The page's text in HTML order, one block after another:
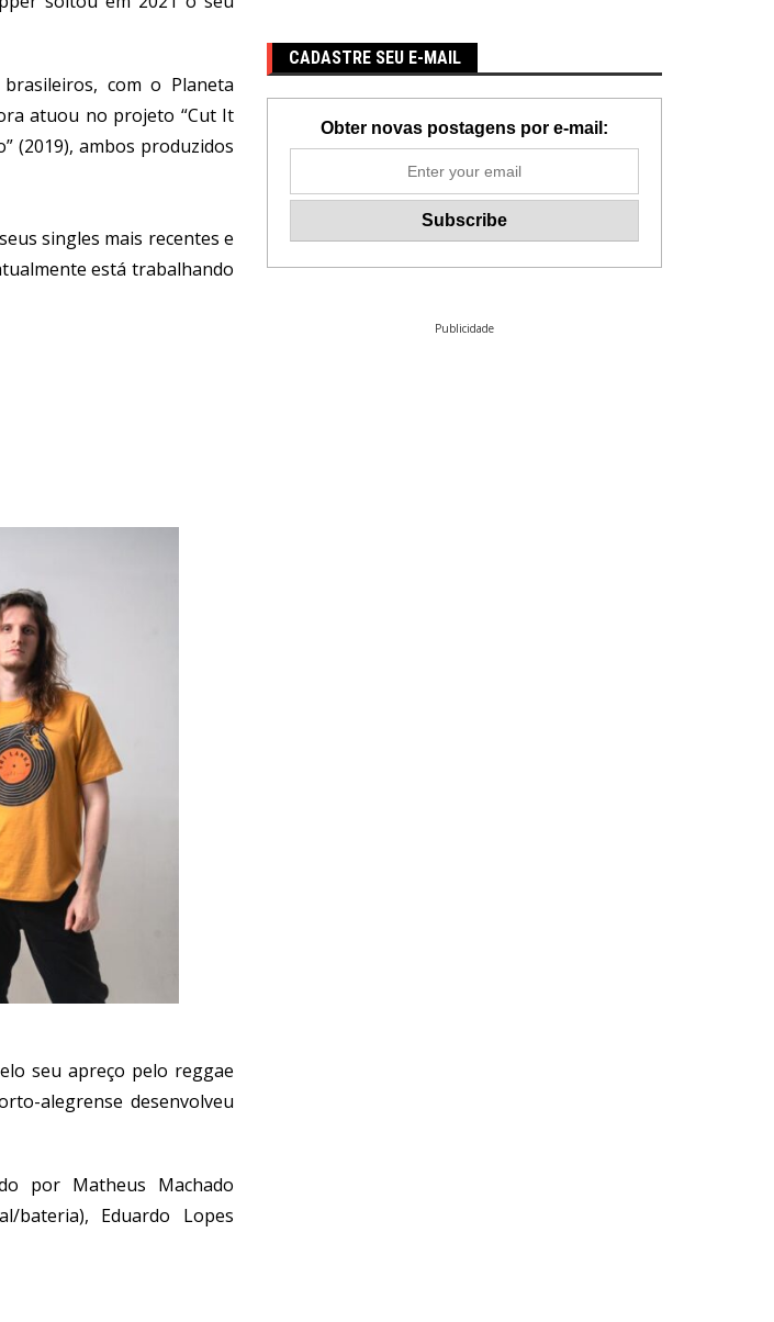
com o Planeta
atuou no projeto “Cut It
(2019), ambos produzidos
singles mais recentes e
está trabalhando
seu apreço pelo reggae
alegrense desenvolveu
por Matheus Machado
bateria), Eduardo Lopes
CADASTRE SEU E-MAIL
Obter novas postagens por e-mail:
Publicidade